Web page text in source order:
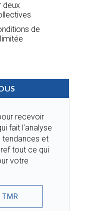
deux
de
recevoir
fait l’analyse
tendances et
tout ce qui
votre